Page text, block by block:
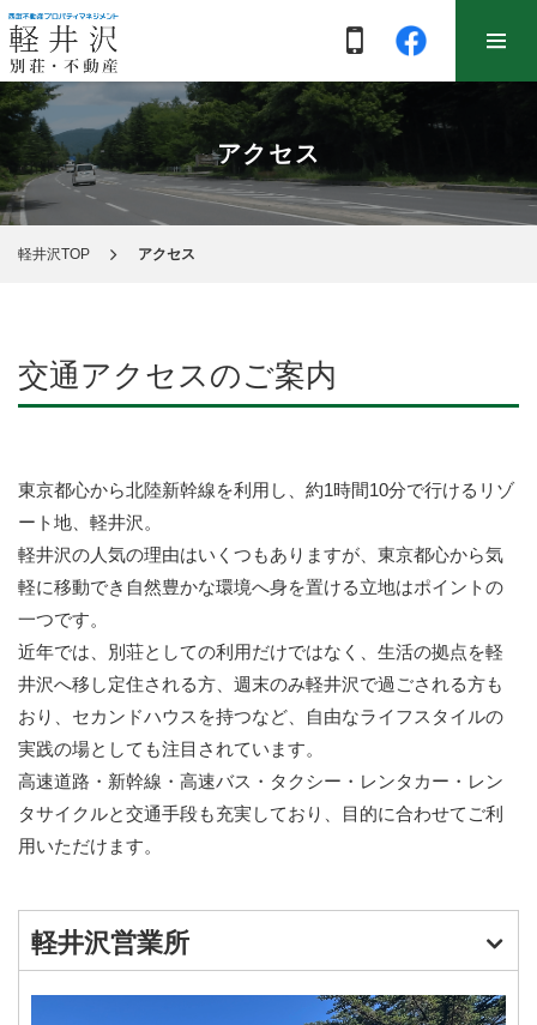
アクセス
軽井沢TOP アクセス
交通アクセスのご案内
東京都心から北陸新幹線を利用し、約1時間10分で行けるリゾ
ート地、軽井沢。
軽井沢の人気の理由はいくつもありますが、東京都心から気
軽に移動でき自然豊かな環境へ身を置ける立地はポイントの
一つです。
近年では、別荘としての利用だけではなく、生活の拠点を軽
井沢へ移し定住される方、週末のみ軽井沢で過ごされる方も
おり、セカンドハウスを持つなど、自由なライフスタイルの
実践の場としても注目されています。
高速道路・新幹線・高速バス・タクシー・レンタカー・レン
タサイクルと交通手段も充実しており、目的に合わせてご利
用いただけます。
軽井沢営業所